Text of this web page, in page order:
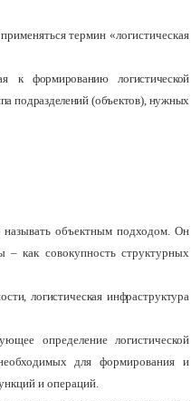
термин «логистическая
формированию логистической
подразделений (объектов), нужных
называть объектным подходом. Он
– как совокупность структурных
логистическая инфраструктура
определение логистической
для формирования и
и операций.